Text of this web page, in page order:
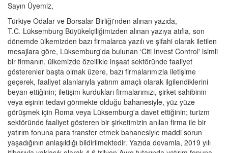
Sayın Üyemiz,
Türkiye Odalar ve Borsalar Birliği'nden alınan yazıda,
T.C. Lüksemburg Büyükelçiliğimizden alınan yazıya atıfla, son
dönemde ülkemizden bazı firmalarca yazılı ve şifahi olarak iletilen
mesajlara göre, Lüksemburg'da bulunan ‘Citi Invest Control' isimli
bir firmanın, ülkemizde özellikle inşaat sektöründe faaliyet
gösterenler başta olmak üzere, bazı firmalarımızla iletişime
geçerek, faaliyet alanlarıyla yatırım amaçlı olarak ilgilendiklerini
beyan ettiğinin; iletişim kurdukları firmalarımızı, şirket sahibinin
veya eşinin tedavi görmekte olduğu bahanesiyle, yüz yüze
görüşmek için Roma veya Lüksemburg'a davet ettiğinin; turizm
sektöründe faaliyet gösteren bir şirketimizin anılan firma ile bir
yatırım fonuna para transfer etmek bahanesiyle maddi sorun
yaşadığının anlaşıldığı bildirilmektedir. Yazıda devamla, 2019 yılı